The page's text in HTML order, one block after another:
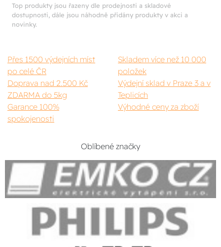
Top produkty jsou řazeny dle prodejnosti a skladové
dostupnosti, dále jsou náhodně přidány produkty v akci a
novinky.
Přes 1500 výdejních míst
po celé ČR
Skladem více než 10 000
položek
Doprava nad 2.500 Kč
ZDARMA do 5kg
Výdejní sklad v Praze 3 a v
Teplicích
Garance 100%
spokojenosti
Výhodné ceny za zboží
Oblíbené značky